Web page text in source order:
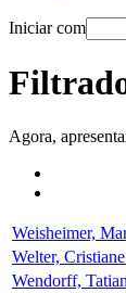
Iniciar com
Agora,
Weisheimer,
Welter,
Wendorff,